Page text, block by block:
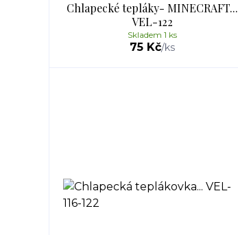
Chlapecké tepláky- MINECRAFT...
VEL-122
75 Kč/ks
Skladem 1 ks